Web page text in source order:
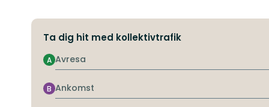
Ta dig hit med kollektivtrafik
Avresa
A
Ankomst
B